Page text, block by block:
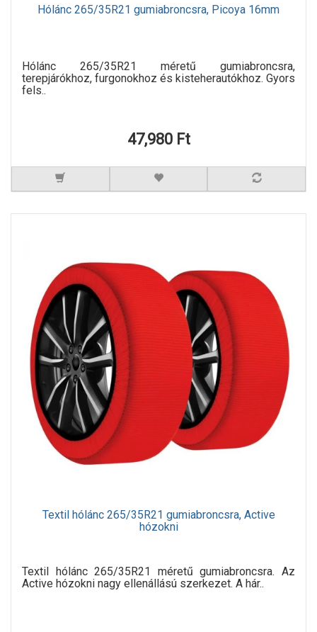
Hólánc 265/35R21 gumiabroncsra, Picoya 16mm
Hólánc 265/35R21 méretű gumiabroncsra,
terepjárókhoz, furgonokhoz és kisteherautókhoz. Gyors
fels..
47,980 Ft
Textil hólánc 265/35R21 gumiabroncsra, Active
hózokni
Textil hólánc 265/35R21 méretű gumiabroncsra. Az
Active hózokni nagy ellenállású szerkezet. A hár..